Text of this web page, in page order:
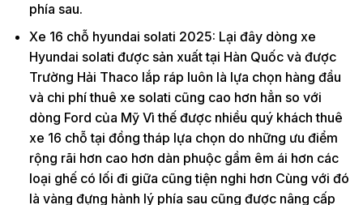
phía sau.
Xe 16 chỗ hyundai solati 2025: Lại đây dòng xe
Hyundai solati được sản xuất tại Hàn Quốc và được
Trường Hải Thaco lắp ráp luôn là lựa chọn hàng đầu
và chi phí thuê xe solati cũng cao hơn hẳn so với
dòng Ford của Mỹ Vì thế được nhiều quý khách thuê
xe 16 chỗ tại đồng tháp lựa chọn do những ưu điểm
rộng rãi hơn cao hơn dàn phuộc gầm êm ái hơn các
loại ghế có lối đi giữa cũng tiện nghi hơn Cùng với đó
là vàng đựng hành lý phía sau cũng được nâng cấp